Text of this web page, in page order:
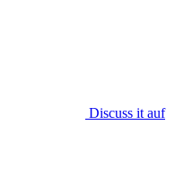
Discuss it auf